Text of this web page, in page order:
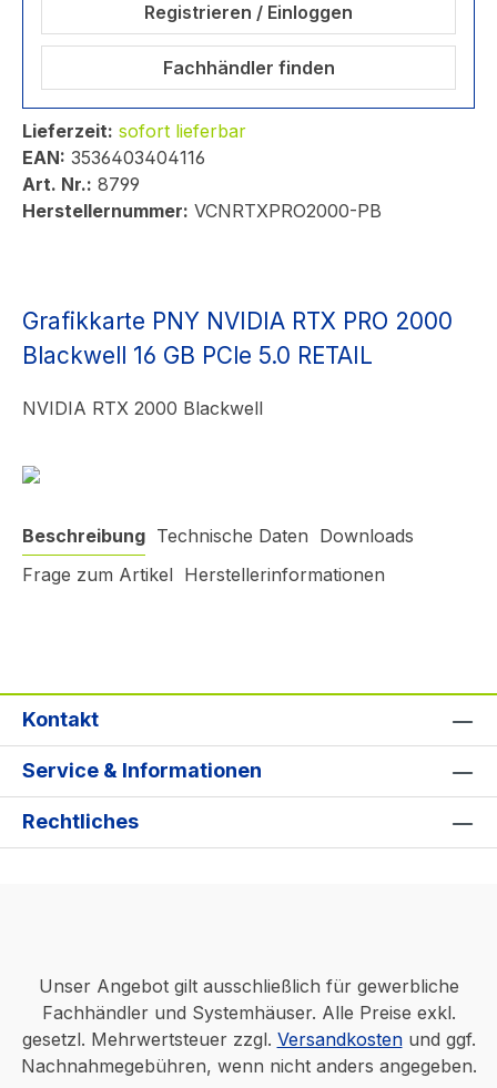
Registrieren / Einloggen
Fachhändler finden
Lieferzeit: sofort lieferbar
EAN: 3536403404116
Art. Nr.: 8799
Herstellernummer: VCNRTXPRO2000-PB
Grafikkarte PNY NVIDIA RTX PRO 2000
Blackwell 16 GB PCle 5.0 RETAIL
NVIDIA RTX 2000 Blackwell
Beschreibung Technische Daten Downloads
Frage zum Artikel Herstellerinformationen
Kontakt
Service & Informationen
Rechtliches
Unser Angebot gilt ausschließlich für gewerbliche
Fachhändler und Systemhäuser. Alle Preise exkl.
gesetzl. Mehrwertsteuer zzgl. Versandkostenund ggf.
Nachnahmegebühren, wenn nicht anders angegeben.